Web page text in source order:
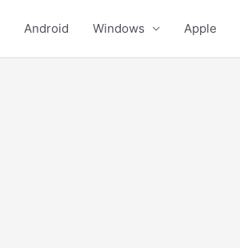
Android Windows Apple